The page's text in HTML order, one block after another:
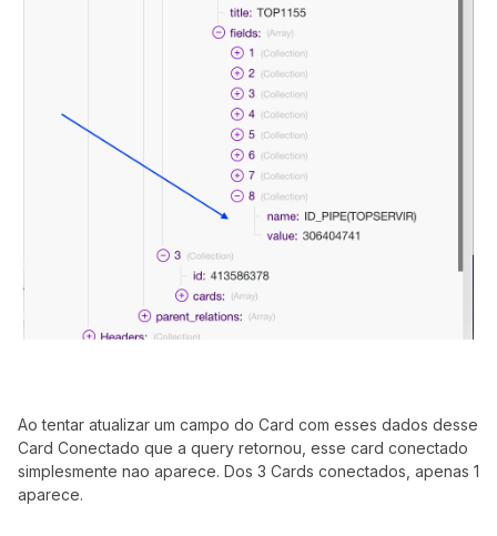
Ao tentar atualizar um campo do Card com esses dados desse
Card Conectado que a query retornou, esse card conectado
simplesmente nao aparece. Dos 3 Cards conectados, apenas 1
aparece.